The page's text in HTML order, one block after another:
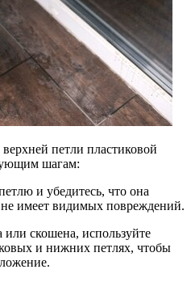
петли пластиковой
шагам:
и убедитесь, что она
имеет видимых повреждений.
или скошена, используйте
и нижних петлях, чтобы